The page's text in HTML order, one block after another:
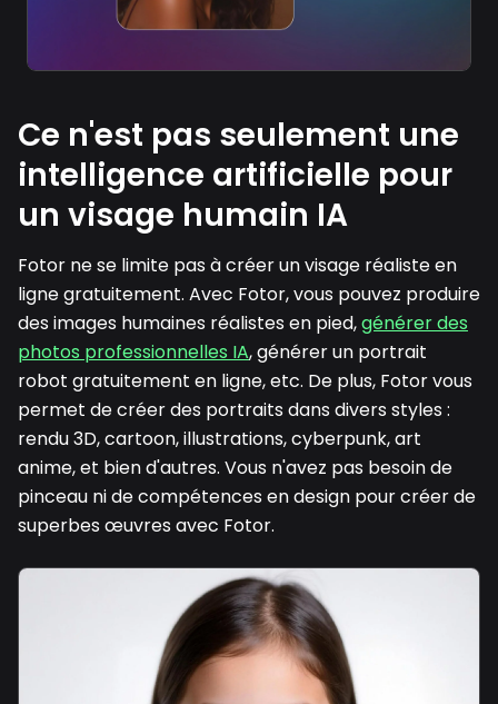
Ce n'est pas seulement une
intelligence artificielle pour
un visage humain IA
Fotor ne se limite pas à créer un visage réaliste en
ligne gratuitement. Avec Fotor, vous pouvez produire
des images humaines réalistes en pied,générer des
photos professionnelles IA, générer un portrait
robot gratuitement en ligne, etc. De plus, Fotor vous
permet de créer des portraits dans divers styles :
rendu 3D, cartoon, illustrations, cyberpunk, art
anime, et bien d'autres. Vous n'avez pas besoin de
pinceau ni de compétences en design pour créer de
superbes œuvres avec Fotor.